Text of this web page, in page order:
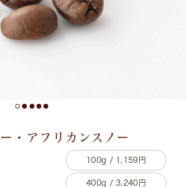
・アフリカンスノー
100g / 1,159円
400g / 3,240円